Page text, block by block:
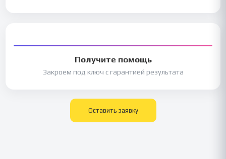
Получите помощь
Закроем под ключ с гарантией результата
Оставить заявку